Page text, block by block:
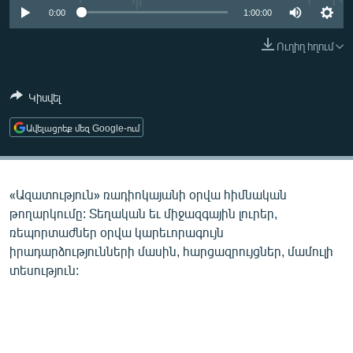
ՄԻՋԱԶԳԱՅԻՆ
ՄԵԿՆԱԲԱՆՈՒԹՅՈՒՆ
ՏՏ ԵՒ ԻՆՏԵՐՆԵՏ
ԿՈՐՈՆԱՎԻՐՈՒՍ
ՏԵՍԱՆՅՈՒԹԵՐ
ԲԱՆԱՎԵՃ
ՁԳՏԵԼՈՎ ԼԱՎԱԳՈՒՅՆԻՆ
0:00 1:00:00
Ուղիղ հղում
Կիսվել
Ավելացրեք մեզ Google-ում
«Ազատություն» ռադիոկայանի օրվա հիմնական
թողարկումը: Տեղական եւ միջազգային լուրեր,
ռեպորտաժներ օրվա կարեւորագույն
իրադարձությունների մասին, հարցազրույցներ, մամուլի
տեսություն: